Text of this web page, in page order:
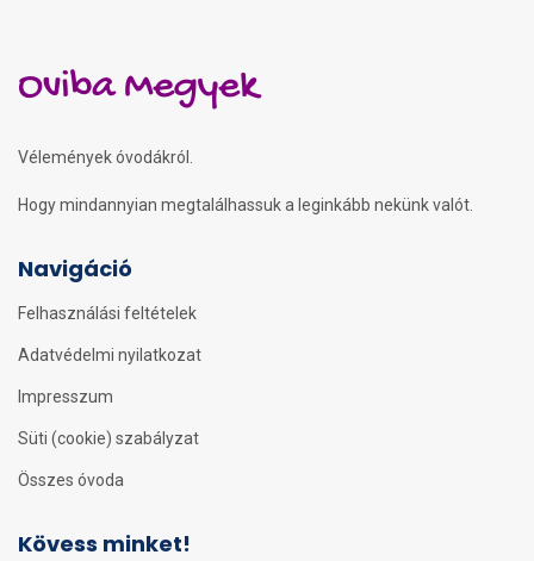
Oviba Megyek
Vélemények óvodákról.
Hogy mindannyian megtalálhassuk a leginkább nekünk valót.
Navigáció
Felhasználási feltételek
Adatvédelmi nyilatkozat
Impresszum
Süti (cookie) szabályzat
Összes óvoda
Kövess minket!